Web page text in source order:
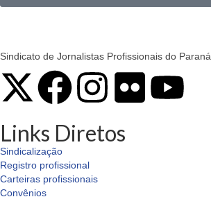
Sindicato de Jornalistas Profissionais do Paraná
Links Diretos
Sindicalização
Registro profissional
Carteiras profissionais
Convênios